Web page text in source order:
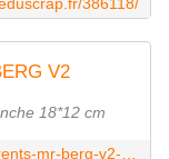
V2
18*12 cm